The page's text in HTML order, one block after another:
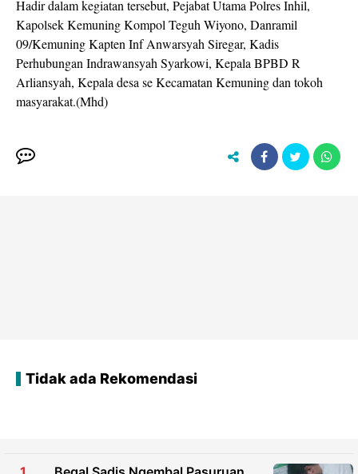
Hadir dalam kegiatan tersebut, Pejabat Utama Polres Inhil,
Kapolsek Kemuning Kompol Teguh Wiyono, Danramil
09/Kemuning Kapten Inf Anwarsyah Siregar, Kadis
Perhubungan Indrawansyah Syarkowi, Kepala BPBD R
Arliansyah, Kepala desa se Kecamatan Kemuning dan tokoh
masyarakat.(Mhd)
Tidak ada Rekomendasi